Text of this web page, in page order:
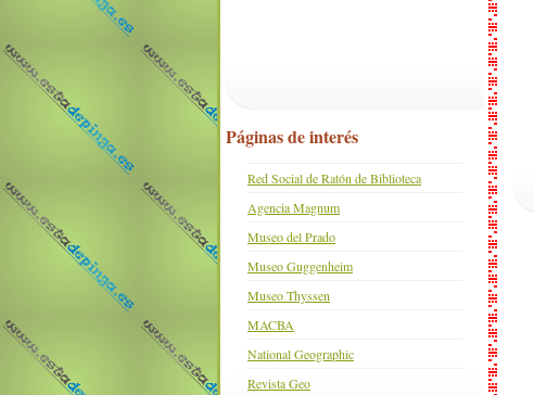
Páginas de interés
Red Social de Ratón de Biblioteca
Agencia Magnum
Museo del Prado
Museo Guggenheim
Museo Thyssen
MACBA
National Geographic
Revista Geo